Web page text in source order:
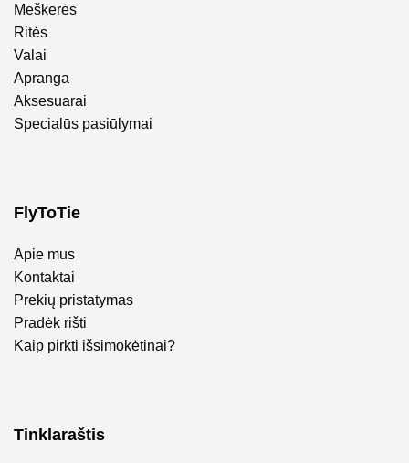
Meškerės
Ritės
Valai
Apranga
Aksesuarai
Specialūs pasiūlymai
FlyToTie
Apie mus
Kontaktai
Prekių pristatymas
Pradėk rišti
Kaip pirkti išsimokėtinai?
Tinklaraštis